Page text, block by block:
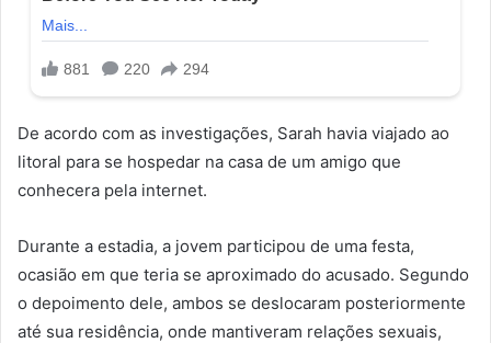
De acordo com as investigações, Sarah havia viajado ao
litoral para se hospedar na casa de um amigo que
conhecera pela internet.
Durante a estadia, a jovem participou de uma festa,
ocasião em que teria se aproximado do acusado. Segundo
o depoimento dele, ambos se deslocaram posteriormente
até sua residência, onde mantiveram relações sexuais,